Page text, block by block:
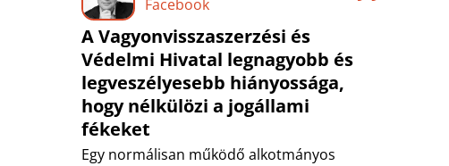
Facebook
A Vagyonvisszaszerzési és
Védelmi Hivatal legnagyobb és
legveszélyesebb hiányossága,
hogy nélkülözi a jogállami
fékeket
Egy normálisan működő alkotmányos